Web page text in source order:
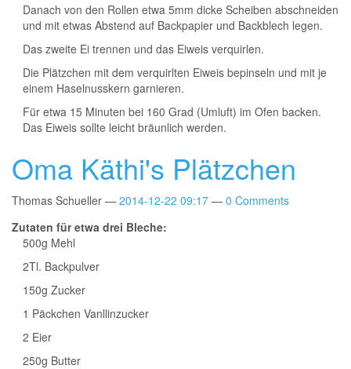
Danach von den Rollen etwa 5mm dicke Scheiben abschneiden
und mit etwas Abstend auf Backpapier und Backblech legen.
Das zweite Ei trennen und das Eiweis verquirlen.
Die Plätzchen mit dem verquirlten Eiweis bepinseln und mit je
einem Haselnusskern garnieren.
Für etwa 15 Minuten bei 160 Grad (Umluft) im Ofen backen.
Das Eiweis sollte leicht bräunlich werden.
Oma Käthi's Plätzchen
Thomas Schueller 2014-12-22 09:17
0 Comments
Zutaten für etwa drei Bleche:
500g Mehl
2Tl. Backpulver
150g Zucker
1 Päckchen Vanllinzucker
2 Eier
250g Butter